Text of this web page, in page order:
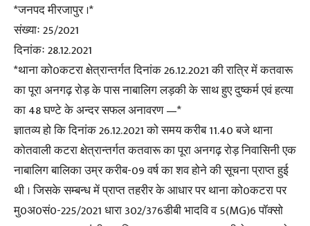
*जनपद मीरजापुर ।*
संख्याः 25/2021
दिनांकः 28.12.2021
*थाना को0कटरा क्षेत्रान्तर्गत दिनांक 26.12.2021 की रात्रि में कतवारू
का पूरा अनगढ़ रोड़ के पास नाबालिग लड़की के साथ हुए दुष्कर्म एवं हत्या
का 48 घण्टे के अन्दर सफल अनावरण —*
ज्ञातव्य हो कि दिनांक 26.12.2021 को समय करीब 11.40 बजे थाना
कोतवाली कटरा क्षेत्रान्तर्गत कतवारू का पूरा अनगढ़ रोड़ निवासिनी एक
नाबालिग बालिका उम्र करीब-09 वर्ष का शव होने की सूचना प्राप्त हुई
थी । जिसके सम्बन्ध में प्राप्त तहरीर के आधार पर थाना को0कटरा पर
मु0अ0सं0-225/2021 धारा 302/376डीबी भादवि व 5(MG)6 पॉक्सो